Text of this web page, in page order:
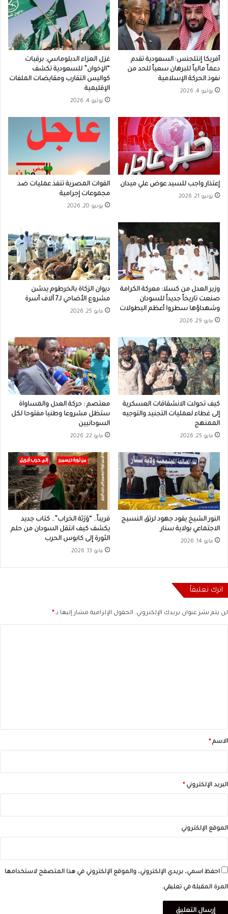
أفريكا إنتلجنس: السعودية تقدم
دعماً مالياً للبرهان سعياً للحد من
نفوذ الحركة الإسلامية
يوليو 4, 2026
غزل العزاء الدبلوماسي: برقيات
“الإخوان” للسعودية تكشف
كواليس التقارب ومقايضات الملفات
الإقليمية
يوليو 4, 2026
إعتذار واجب للسيد عوض علي ميدان
يونيو 21, 2026
القوات المصرية تنفذ عمليات ضد
مجموعات إجرامية
يونيو 20, 2026
وزير العدل من كسلا: معركة الكرامة
صنعت تاريخاً جديداً للسودان
وشهداؤها سطروا أعظم البطولات
مايو 29, 2026
ديوان الزكاة بالخرطوم يدشن
مشروع الأضاحي لـ7 آلاف أسرة
مايو 25, 2026
كيف تحولت الانشقاقات العسكرية
إلى غطاء لعمليات التجنيد والتوجيه
الممنهج
مايو 25, 2026
معتصم : حركة العدل والمساواة
ستظل مشروعا وطنيا مفتوحا لكل
السودانيين
مايو 22, 2026
النور الشيخ يقود جهود لرتق النسيج
الاجتماعي بولاية سنار
مايو 14, 2026
قريباً.. “وَرَثة الخراب”.. كتاب جديد
يكشف كيف انتقل السودان من حلم
الثورة إلى كابوس الحرب
مايو 13, 2026
اترك تعليقاً
لن يتم نشر عنوان بريدك الإلكتروني. الحقول الإلزامية مشار إليها بـ*
*الاسم*
البريد الإلكتروني*
الموقع الإلكتروني
احفظ اسمي، بريدي الإلكتروني، والموقع الإلكتروني في هذا المتصفح لاستخدامها
المرة المقبلة في تعليقي.